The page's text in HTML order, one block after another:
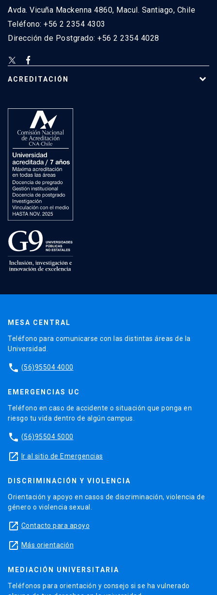
Avda. Vicuña Mackenna 4860, Macul. Santiago, Chile
Teléfono: +56 2 2354 4303
Dirección de Postgrado: +56 2 2354 4028
ACREDITACIÓN
MESA CENTRAL
Teléfono para comunicarse con las distintas áreas de la
Universidad.
phone (56)95504 4000
EMERGENCIAS UC
Teléfono en caso de accidente o situación que ponga en
riesgo tu vida dentro de algún campus.
phone (56)95504 5000
launch Ir al sitio de Emergencias
DISCRIMINACIÓN Y VIOLENCIA
Orientación y apoyo en casos de discriminación, violencia de
género o violencia sexual.
launch Contacto para apoyo
launch Más orientación
MEDIACIÓN UNIVERSITARIA
Teléfonos para orientación y consejo si se ha vulnerado